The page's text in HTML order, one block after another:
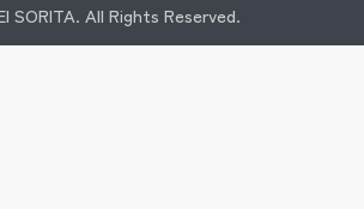
SORITA. All Rights Reserved.